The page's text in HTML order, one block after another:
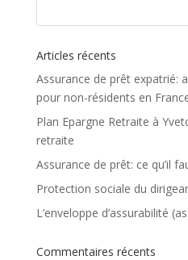
Articles récents
Assurance de prêt expatrié:
pour non-résidents en
Plan Epargne Retraite à
retraite
Assurance de prêt: ce qu’il
Protection sociale du
L’enveloppe d’assurabilité
Commentaires récents